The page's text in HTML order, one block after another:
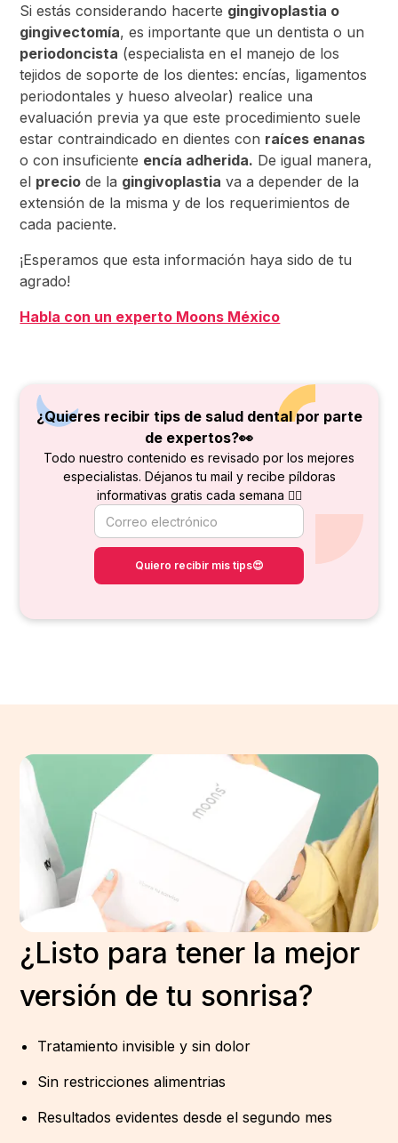
Si estás considerando hacerte gingivoplastia o
gingivectomía, es importante que un dentista o un
periodoncista (especialista en el manejo de los
tejidos de soporte de los dientes: encías, ligamentos
periodontales y hueso alveolar) realice una
evaluación previa ya que este procedimiento suele
estar contraindicado en dientes con raíces enanas
o con insuficiente encía adherida. De igual manera,
el precio de la gingivoplastia va a depender de la
extensión de la misma y de los requerimientos de
cada paciente.
¡Esperamos que esta información haya sido de tu
agrado!
Habla con un experto Moons México
¿Quieres recibir tips de salud dental por parte
de expertos?👀
Todo nuestro contenido es revisado por los mejores
especialistas. Déjanos tu mail y recibe píldoras
informativas gratis cada semana 👇🏻
¿Listo para tener la mejor
versión de tu sonrisa?
Tratamiento invisible y sin dolor
Sin restricciones alimentrias
Resultados evidentes desde el segundo mes